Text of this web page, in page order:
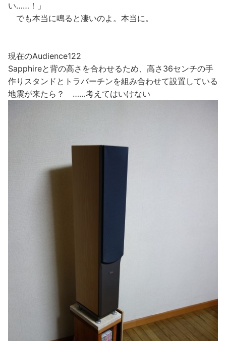
い……！」
でも本当に鳴ると凄いのよ。本当に。
現在のAudience122
Sapphireと背の高さを合わせるため、高さ36センチの手
作りスタンドとトラバーチンを組み合わせて設置している
地震が来たら？ ……考えてはいけない